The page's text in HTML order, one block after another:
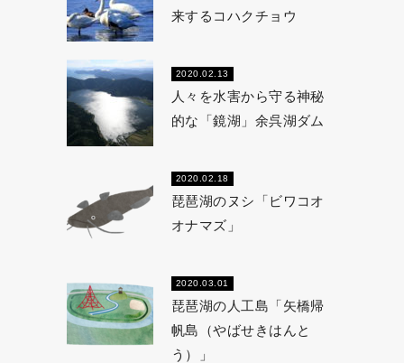
来するコハクチョウ
2020.02.13
人々を水害から守る神秘
的な「鏡湖」余呉湖ダム
2020.02.18
琵琶湖のヌシ「ビワコオ
オナマズ」
2020.03.01
琵琶湖の人工島「矢橋帰
帆島（やばせきはんと
う）」